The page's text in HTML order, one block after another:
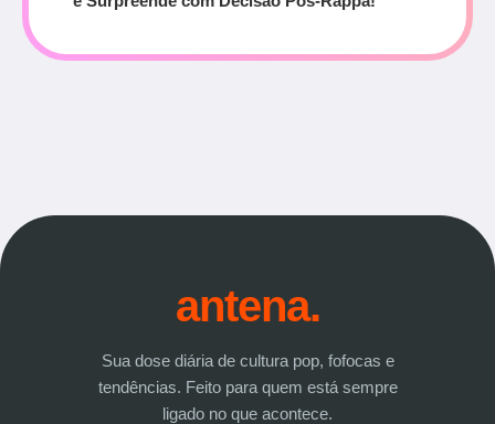
antena.
Sua dose diária de cultura pop, fofocas e
tendências. Feito para quem está sempre
ligado no que acontece.